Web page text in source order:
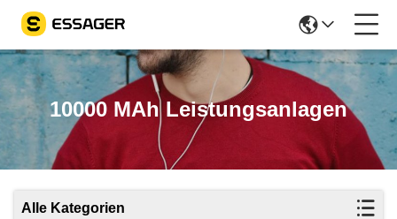
10000 MAh Leistungsanlagen
Alle Kategorien